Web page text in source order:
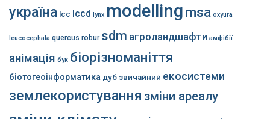
україна lcc lccd lynx modellingmsa oxyura
leucocephala quercus robur sdm агроландшафти амфібії
анімація бук біорізноманіття
біотогеоінформатика дуб звичайний екосистеми
землекористування зміни ареалу